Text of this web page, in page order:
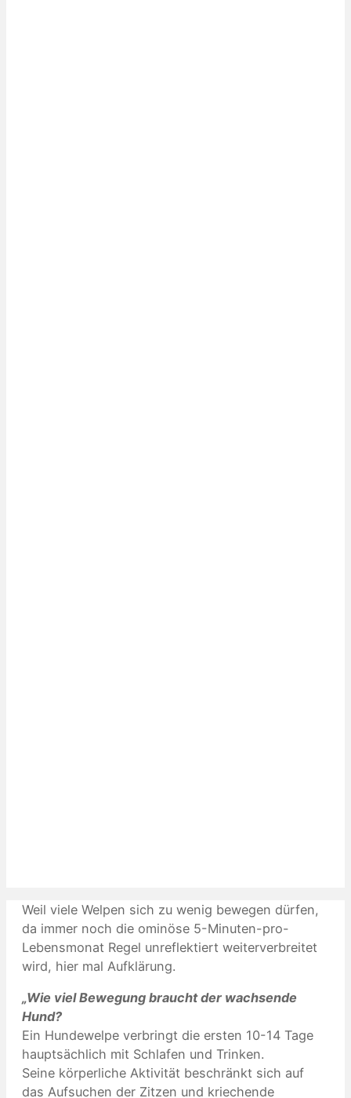
Weil viele Welpen sich zu wenig bewegen dürfen,
da immer noch die ominöse 5-Minuten-pro-
Lebensmonat Regel unreflektiert weiterverbreitet
wird, hier mal Aufklärung.
„Wie viel Bewegung braucht der wachsende
Hund?
Ein Hundewelpe verbringt die ersten 10-14 Tage
hauptsächlich mit Schlafen und Trinken.
Seine körperliche Aktivität beschränkt sich auf
das Aufsuchen der Zitzen und kriechende